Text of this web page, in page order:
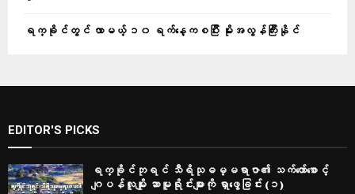
ရက္ခိုင်တွင် လာမယ့် ၁၀ ရက်နေ့ကစပြီး မိုးအလွန်ကြီးနိုင်
EDITOR'S PICKS
ရက္ခိုင်ဘုရင် သီရိသုဓမ္မရာဇာ၏ သက်တော်စောင့်
ဂျပန်လူမျိုး ဆာမူရိုင်းများကို ရှာဖွေခြင်း (၁)